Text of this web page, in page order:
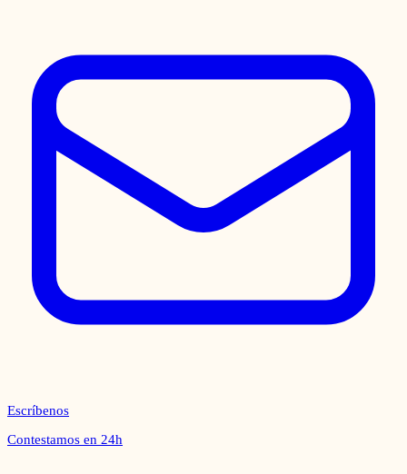
Escríbenos
Contestamos en 24h